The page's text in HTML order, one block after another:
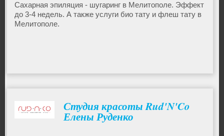
Антицеллюлитный массаж
Колорирование
Сахарная эпиляция - шугаринг в Мелитополе. Эффект
до 3-4 недель. А также услуги био тату и флеш тату в
Мелитополе.
Студия красоты Rud'N'Co
Елены Руденко